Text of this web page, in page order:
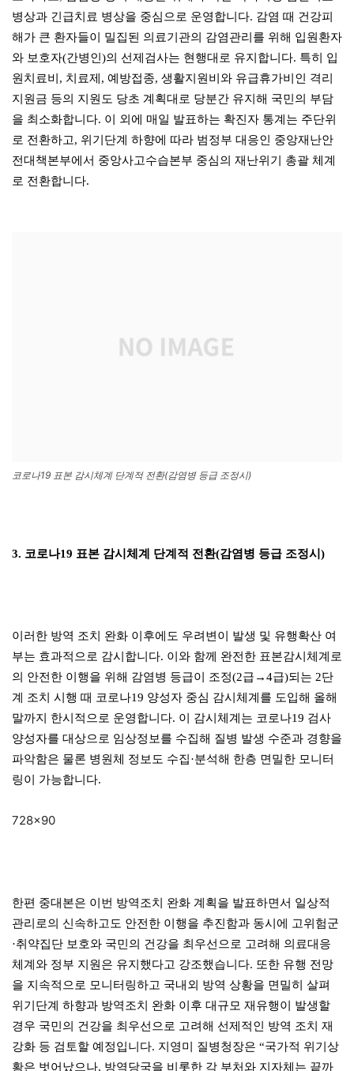
병상과 긴급치료 병상을 중심으로 운영합니다. 감염 때 건강피
해가 큰 환자들이 밀집된 의료기관의 감염관리를 위해 입원환자
와 보호자(간병인)의 선제검사는 현행대로 유지합니다. 특히 입
원치료비, 치료제, 예방접종, 생활지원비와 유급휴가비인 격리
지원금 등의 지원도 당초 계획대로 당분간 유지해 국민의 부담
을 최소화합니다. 이 외에 매일 발표하는 확진자 통계는 주단위
로 전환하고, 위기단계 하향에 따라 범정부 대응인 중앙재난안
전대책본부에서 중앙사고수습본부 중심의 재난위기 총괄 체계
로 전환합니다.
코로나19 표본 감시체계 단계적 전환(감염병 등급 조정시)
3. 코로나19 표본 감시체계 단계적 전환(감염병 등급 조정시)
이러한 방역 조치 완화 이후에도 우려변이 발생 및 유행확산 여
부는 효과적으로 감시합니다. 이와 함께 완전한 표본감시체계로
의 안전한 이행을 위해 감염병 등급이 조정(2급→4급)되는 2단
계 조치 시행 때 코로나19 양성자 중심 감시체계를 도입해 올해
말까지 한시적으로 운영합니다. 이 감시체계는 코로나19 검사
양성자를 대상으로 임상정보를 수집해 질병 발생 수준과 경향을
파악함은 물론 병원체 정보도 수집·분석해 한층 면밀한 모니터
링이 가능합니다.
728×90
한편 중대본은 이번 방역조치 완화 계획을 발표하면서 일상적
관리로의 신속하고도 안전한 이행을 추진함과 동시에 고위험군
·취약집단 보호와 국민의 건강을 최우선으로 고려해 의료대응
체계와 정부 지원은 유지했다고 강조했습니다. 또한 유행 전망
을 지속적으로 모니터링하고 국내외 방역 상황을 면밀히 살펴
위기단계 하향과 방역조치 완화 이후 대규모 재유행이 발생할
경우 국민의 건강을 최우선으로 고려해 선제적인 방역 조치 재
강화 등 검토할 예정입니다. 지영미 질병청장은 “국가적 위기상
황은 벗어났으나, 방역당국을 비롯한 각 부처와 지자체는 끝까